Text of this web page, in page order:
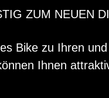
ZUM NEUEN
Bike zu Ihren
Ihnen